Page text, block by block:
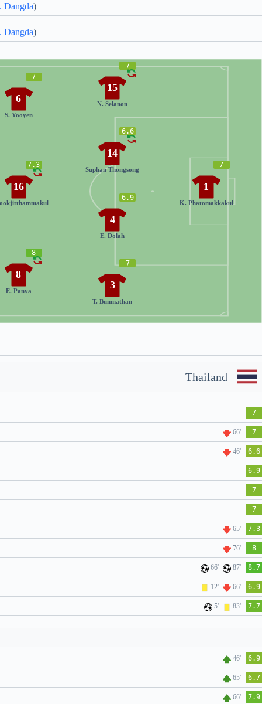
Dangda)
Dangda)
7
1
K. Phatomakkakul
7
3
T. Bunmathan
6.9
4
E. Dolah
6.6
14
Suphan Thongsong
7
15
N. Selanon
8
8
E. Panya
7.3
16
7
6
S. Yooyen
Thailand
7
66' 7
46' 6.6
6.9
7
7
65' 7.3
76' 8
66' 87' 8.7
12' 66' 6.9
5' 83' 7.7
46' 6.9
65' 6.7
66' 7.9